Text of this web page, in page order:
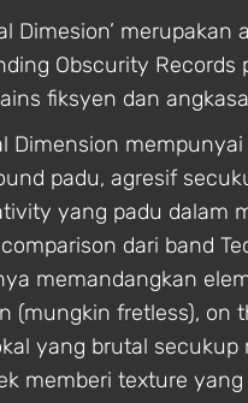
Dimesion’
Obscurity
fiksyen dan
Dimension
padu, agresif
yang padu dalam
dari band
memandangkan
(mungkin fretless), on
yang brutal
memberi texture